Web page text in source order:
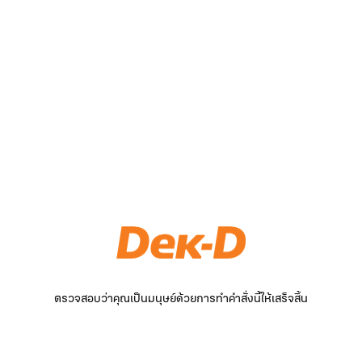
ตรวจสอบว่าคุณเป็นมนุษย์ด้วยการทำคำสั่งนี้ให้เสร็จสิ้น